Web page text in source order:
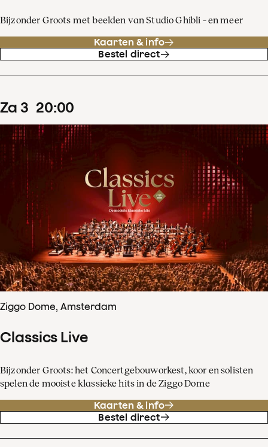
Bijzonder Groots met beelden van Studio Ghibli – en meer
Kaarten & info
Bestel direct
za 3 20:00
Ziggo Dome, Amsterdam
Classics Live
Bijzonder Groots: het Concertgebouworkest, koor en solisten
spelen de mooiste klassieke hits in de Ziggo Dome
Kaarten & info
Bestel direct